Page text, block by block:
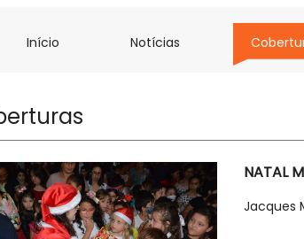
Início Notícias
NATAL
Jacques